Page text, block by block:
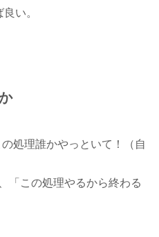
い。
の処理誰かやっといて！（自
「この処理やるから終わる